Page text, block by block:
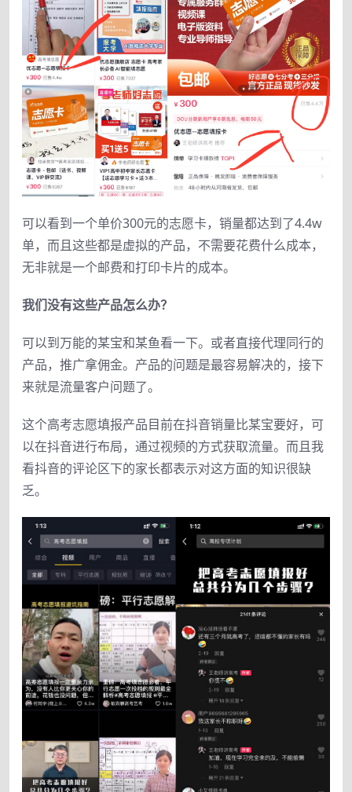
可以看到一个单价300元的志愿卡，销量都达到了4.4w
单，而且这些都是虚拟的产品，不需要花费什么成本，
无非就是一个邮费和打印卡片的成本。
我们没有这些产品怎么办？
可以到万能的某宝和某鱼看一下。或者直接代理同行的
产品，推广拿佣金。产品的问题是最容易解决的，接下
来就是流量客户问题了。
这个高考志愿填报产品目前在抖音销量比某宝要好，可
以在抖音进行布局，通过视频的方式获取流量。而且我
看抖音的评论区下的家长都表示对这方面的知识很缺
乏。